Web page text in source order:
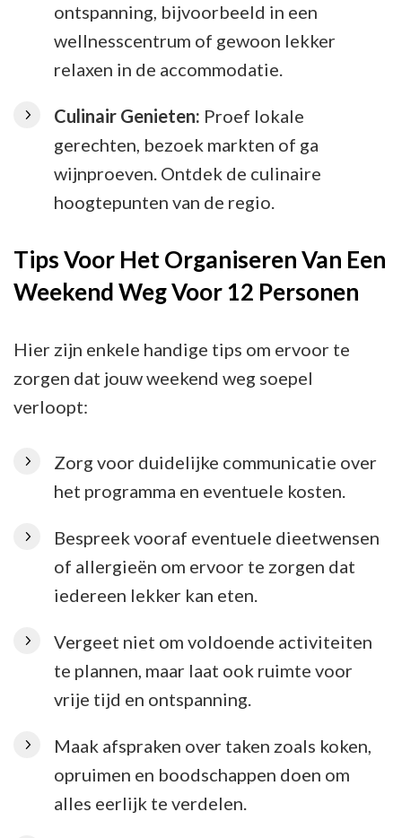
ontspanning, bijvoorbeeld in een
wellnesscentrum of gewoon lekker
relaxen in de accommodatie.
Culinair Genieten: Proef lokale
gerechten, bezoek markten of ga
wijnproeven. Ontdek de culinaire
hoogtepunten van de regio.
Tips Voor Het Organiseren Van Een
Weekend Weg Voor 12 Personen
Hier zijn enkele handige tips om ervoor te
zorgen dat jouw weekend weg soepel
verloopt:
Zorg voor duidelijke communicatie over
het programma en eventuele kosten.
Bespreek vooraf eventuele dieetwensen
of allergieën om ervoor te zorgen dat
iedereen lekker kan eten.
Vergeet niet om voldoende activiteiten
te plannen, maar laat ook ruimte voor
vrije tijd en ontspanning.
Maak afspraken over taken zoals koken,
opruimen en boodschappen doen om
alles eerlijk te verdelen.